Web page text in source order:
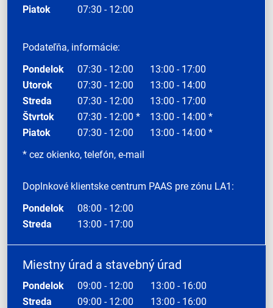
Piatok
07:30 - 12:00
Podateľňa, informácie:
Pondelok
07:30 - 12:00
13:00 - 17:00
Utorok
07:30 - 12:00
13:00 - 14:00
Streda
07:30 - 12:00
13:00 - 17:00
Štvrtok
07:30 - 12:00 *
13:00 - 14:00 *
Piatok
07:30 - 12:00
13:00 - 14:00 *
* cez okienko, telefón, e-mail
Doplnkové klientske centrum PAAS pre zónu LA1:
Pondelok
08:00 - 12:00
Streda
13:00 - 17:00
Miestny úrad a stavebný úrad
Pondelok 09:00 - 12:00
13:00 - 16:00
Streda
09:00 - 12:00 13:00 - 16:00